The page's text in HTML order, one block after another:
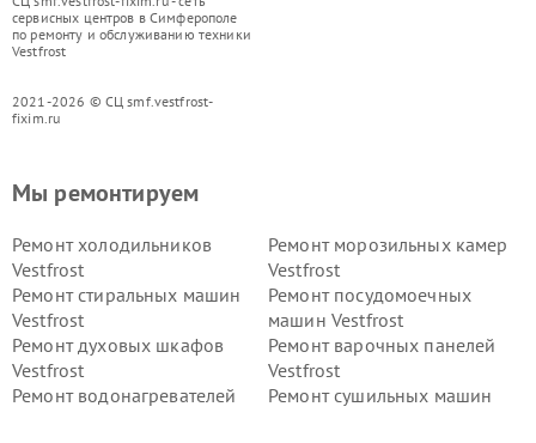
сервисных центров в Симферополе
по ремонту и обслуживанию техники
Vestfrost
2021-2026 © СЦ smf.vestfrost-
fixim.ru
Мы ремонтируем
Ремонт холодильников
Vestfrost
Ремонт морозильных камер
Vestfrost
Ремонт стиральных машин
Vestfrost
Ремонт посудомоечных
машин Vestfrost
Ремонт духовых шкафов
Vestfrost
Ремонт варочных панелей
Vestfrost
Ремонт водонагревателей
Ремонт сушильных машин